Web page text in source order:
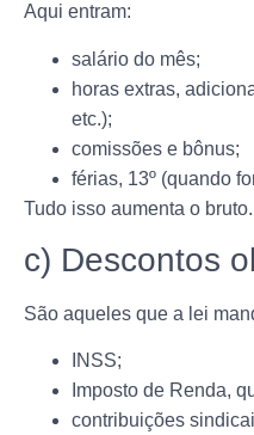
Aqui entram:
salário do mês;
horas extras,
etc.);
comissões e bônus;
férias, 13º (quando
Tudo isso aumenta o bruto.
c) Descontos
São aqueles que a lei
INSS;
Imposto de Renda,
contribuições